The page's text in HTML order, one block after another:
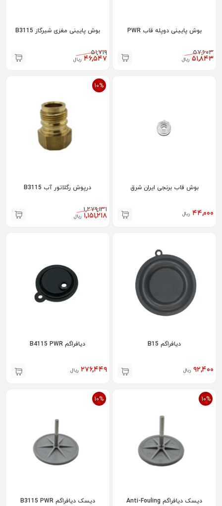
بوش پایینی دوپله قاب PWR
۵۷,۶۰۳
۵۱,۸۴۳ ریال
بوش پایینی مغزی شیرگاز B3115
۵۱,۷۱۹
۴۶,۵۴۷ ریال
بوش قاب برنجی ایران شرق
۴۴,۰۰۰ ریال
10%
درپوش رگلاتور آب B3115
۱,۲۷۹,۱۳۱
۱,۱۵۱,۲۱۸ ریال
دیافراگم B15
۹۲,۴۰۰ ریال
دیافراگم B4115 PWR
۲۷۶,۴۴۹ ریال
10%
دیسک دیافراگم Anti-Fouling
10%
دیسک دیافراگم B3115 PWR